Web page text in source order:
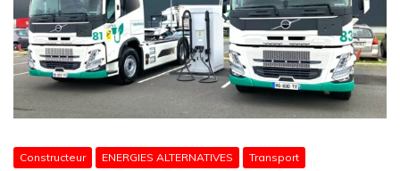
Constructeur ENERGIES ALTERNATIVES Transport